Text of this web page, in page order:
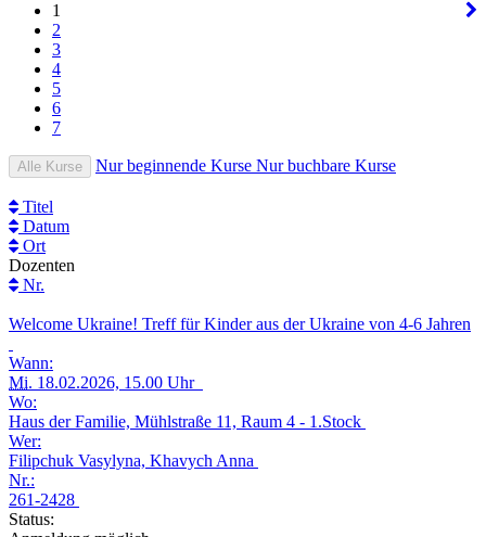
1
2
3
4
5
6
7
Alle Kurse Nur beginnende Kurse Nur buchbare Kurse
Titel
Datum
Ort
Dozenten
Nr.
Welcome Ukraine! Treff für Kinder aus der Ukraine von 4-6 Jahren
Wann:
Mi. 18.02.2026, 15.00 Uhr
Wo:
Haus der Familie, Mühlstraße 11, Raum 4 - 1.Stock
Wer:
Filipchuk Vasylyna, Khavych Anna
Nr.:
261-2428
Status: